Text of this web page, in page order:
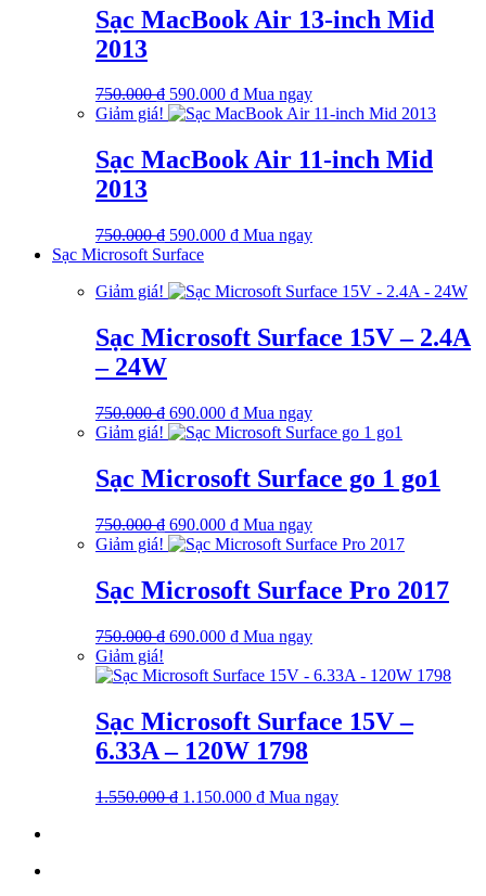
750.000 ₫.là:
590.000 ₫.
Sạc MacBook Air 13-inch Mid
2013
750.000₫ Giá
gốc
750.000 ₫.
590.000 ₫Giá
hiện
là:
590.000 ₫.
Mua ngay
Giảm giá!
Sạc MacBook Air 11-inch Mid
2013
750.000₫ Giá
gốc
750.000 ₫.
590.000 ₫Giá
là:
Mua ngay
Sạc Microsoft Surface
Giảm giá!
Sạc Microsoft Surface 15V – 2.4A
– 24W
750.000₫ Giá
gốc
750.000 ₫.
690.000 ₫Giá
hiện
là:
690.000 ₫.
Mua ngay
Giảm giá!
Sạc Microsoft Surface go 1 go1
750.000₫ Giá
gốc
750.000 ₫.
690.000 ₫Giá
hiện
là:
690.000 ₫.
Mua ngay
Giảm giá!
Sạc Microsoft Surface Pro 2017
750.000₫ Giá
là:
690.000 ₫Giá
tại
690.000 ₫.
Mua ngay
Giảm giá!
Sạc Microsoft Surface 15V –
6.33A – 120W 1798
1.550.000₫ Giá
1.150.000 ₫Giá
Mua ngay